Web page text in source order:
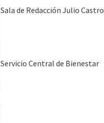
Sala de Redacción Julio Castro
Servicio Central de Bienestar